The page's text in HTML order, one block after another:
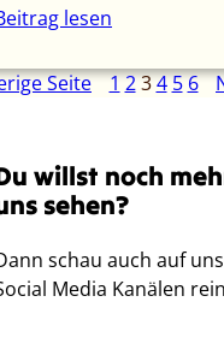
lesen
Seite 123456
willst noch
sehen?
schau auch auf
Media Kanälen